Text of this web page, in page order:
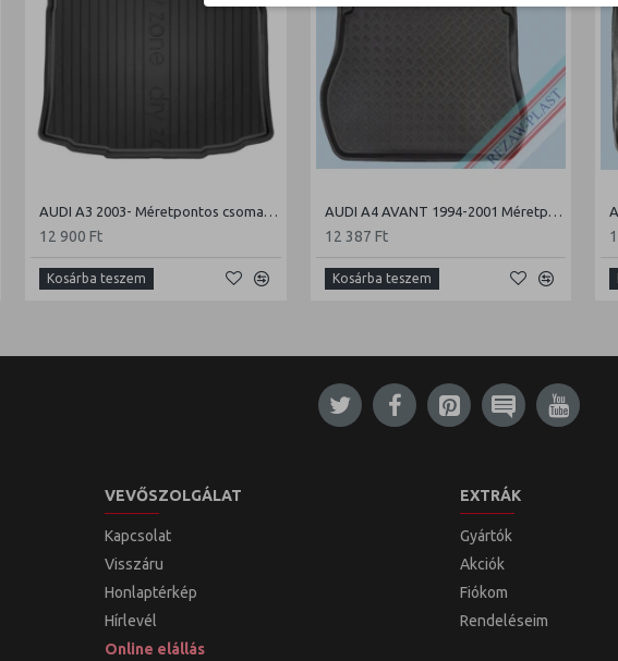
AUDI A3 2003- Méretpontos csomagtértálca
12 900 Ft
Kosárba teszem
AUDI A4 AVANT 1994-2001 Méretpontos csomagtértálca
12 387 Ft
Kosárba teszem
VEVŐSZOLGÁLAT
Kapcsolat
Visszáru
Honlaptérkép
Hírlevél
Online elállás
EXTRÁK
Gyártók
Akciók
Fiókom
Rendeléseim